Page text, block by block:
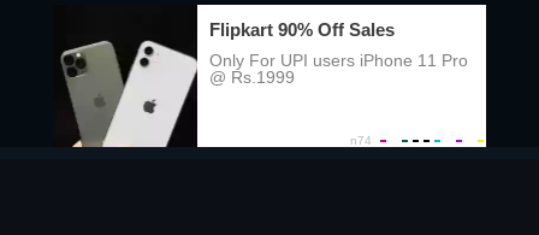
Все права защищены, берегитесь пиратов.
Правообладателям